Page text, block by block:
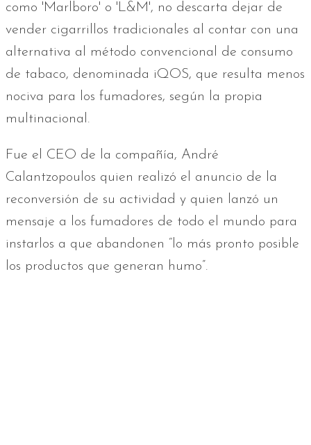
como 'Marlboro' o 'L&M', no descarta dejar de
vender cigarrillos tradicionales al contar con una
alternativa al método convencional de consumo
de tabaco, denominada iQOS, que resulta menos
nociva para los fumadores, según la propia
multinacional.
Fue el CEO de la compañía, André
Calantzopoulos quien realizó el anuncio de la
reconversión de su actividad y quien lanzó un
mensaje a los fumadores de todo el mundo para
instarlos a que abandonen “lo más pronto posible
los productos que generan humo”.